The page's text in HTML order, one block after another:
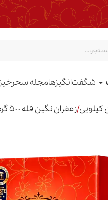
شگفت‌انگیزهامجله سحرخیز
کیلویی/زعفران نگین فله 500 گرم